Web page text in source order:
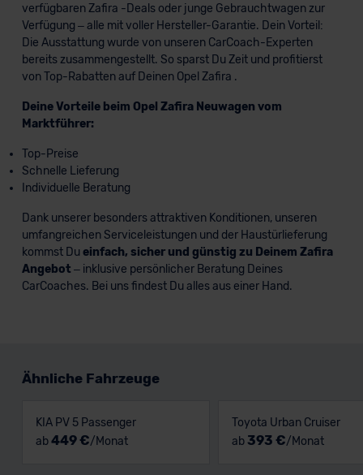
verfügbaren Zafira -Deals oder junge Gebrauchtwagen zur
Verfügung – alle mit voller Hersteller-Garantie. Dein Vorteil:
Die Ausstattung wurde von unseren CarCoach-Experten
bereits zusammengestellt. So sparst Du Zeit und profitierst
von Top-Rabatten auf Deinen Opel Zafira .
Deine Vorteile beim Opel Zafira Neuwagen vom
Marktführer:
Top-Preise
Schnelle Lieferung
Individuelle Beratung
Dank unserer besonders attraktiven Konditionen, unseren
umfangreichen Serviceleistungen und der Haustürlieferung
kommst Du einfach, sicher und günstig zu Deinem Zafira
Angebot – inklusive persönlicher Beratung Deines
CarCoaches. Bei uns findest Du alles aus einer Hand.
Ähnliche Fahrzeuge
KIA PV 5 Passenger
ab449 €/Monat
Toyota Urban Cruiser
ab 393 €/Monat